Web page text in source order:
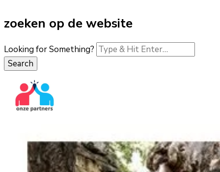
zoeken op de website
Looking for Something?